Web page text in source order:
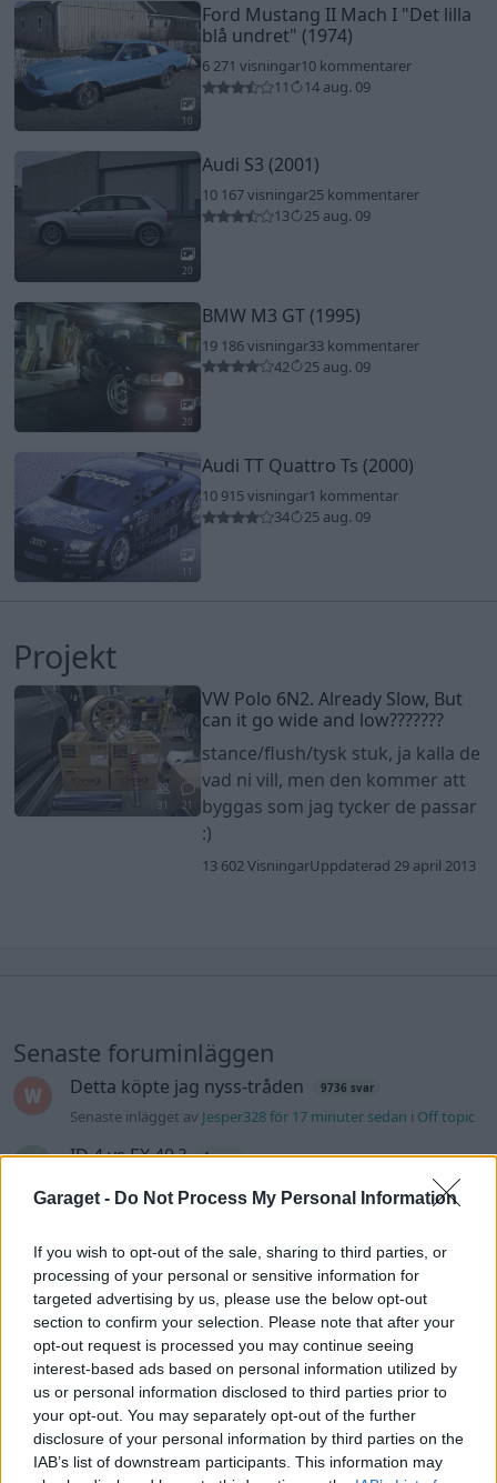
Garaget - Do Not Process My Personal Information
If you wish to opt-out of the sale, sharing to third parties, or
processing of your personal or sensitive information for
targeted advertising by us, please use the below opt-out
section to confirm your selection. Please note that after your
opt-out request is processed you may continue seeing
interest-based ads based on personal information utilized by
us or personal information disclosed to third parties prior to
your opt-out. You may separately opt-out of the further
disclosure of your personal information by third parties on the
IAB’s list of downstream participants. This information may
10
Ford Mustang II Mach I "Det lilla
blå undret" (1974)
6 271 visningar10 kommentarer
11
14 aug. 09
20
Audi S3 (2001)
10 167 visningar25 kommentarer
13
25 aug. 09
20
BMW M3 GT (1995)
19 186 visningar33 kommentarer
42
25 aug. 09
11
Audi TT Quattro Ts (2000)
10 915 visningar1 kommentar
34
25 aug. 09
Projekt
31 21
VW Polo 6N2. Already Slow, But
can it go wide and low???????
stance/flush/tysk stuk, ja kalla de
vad ni vill, men den kommer att
byggas som jag tycker de passar
:)
13 602 VisningarUppdaterad 29 april 2013
Senaste foruminläggen
Detta köpte jag nyss-tråden 9736 svar
Senaste inlägget av Jesper328 för 17 minuter sedan i Off topic
ID 4 vs EX 40 ? 4 svar
El- och
hybridbilar
Jag tror att folk köper bil av helt fel
anledning.
33 svar
Senaste inlägget avJokabsson för 8 timmar sedaniAllmänt
Ford Mustang e Mac 2023
Senaste inlägget avKenthIJ2 för 9 timmar sedan iEl- och
hybridbilar
Ni som kör HEV eller PHEV ? är ni nöjda?
Senaste inlägget av kaykay för 14 timmar sedaniEl- och
hybridbilar